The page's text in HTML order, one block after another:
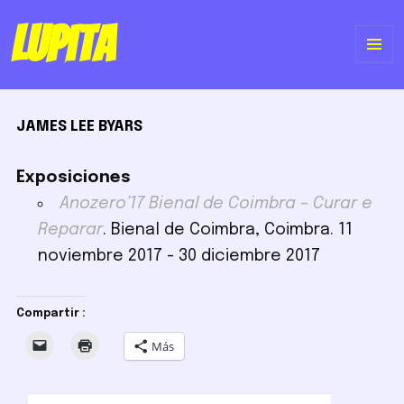
Lupita
JAMES LEE BYARS
Exposiciones
Anozero’17 Bienal de Coimbra – Curar e
Reparar. Bienal de Coimbra, Coimbra. 11
noviembre 2017 - 30 diciembre 2017
Compartir :
Más